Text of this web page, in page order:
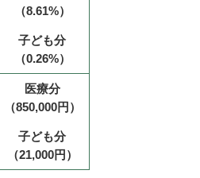
（8.61%）
子ども分
（0.26%）
医療分
（850,000円）
子ども分
（21,000円）